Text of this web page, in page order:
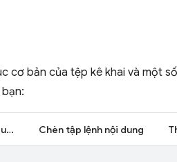
cơ bản của tệp kê khai và một
Đăng ký tập lệnh nội dung Chèn tập lệnh nội dung